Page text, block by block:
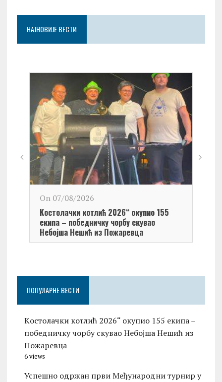
НАЈНОВИЈЕ ВЕСТИ
On 07/08/2026
Kостолачки котлић 2026“ окупио 155
екипа – победничку чорбу скувао
Небојша Нешић из Пожаревца
ПОПУЛАРНЕ ВЕСТИ
Kостолачки котлић 2026“ окупио 155 екипа –
победничку чорбу скувао Небојша Нешић из
Пожаревца
6 views
Успешно одржан први Међународни турнир у